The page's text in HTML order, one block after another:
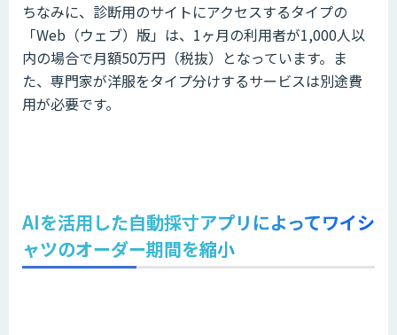
ちなみに、診断用のサイトにアクセスするタイプの
「Web（ウェブ）版」は、1ヶ月の利用者が1,000人以
内の場合で月額50万円（税抜）となっています。ま
た、専門家が洋服をタイプ分けするサービスは別途費
用が必要です。
AIを活用した自動採寸アプリによってワイシ
ャツのオーダー期間を縮小